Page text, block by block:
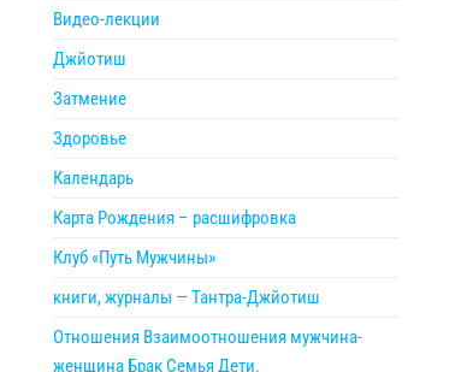
Видео-лекции
Джйотиш
Затмение
Здоровье
Календарь
Карта Рождения – расшифровка
Клуб «Путь Мужчины»
книги, журналы — Тантра-Джйотиш
Отношения Взаимоотношения мужчина-
женщина Брак Семья Дети.